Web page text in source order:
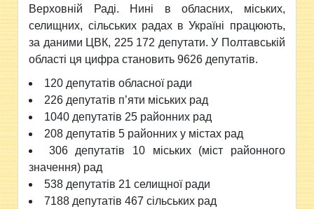
Верховній Раді. Нині в обласних, міських,
селищних, сільських радах в Україні працюють,
за даними ЦВК, 225 172 депутати. У Полтавській
області ця цифра становить 9626 депутатів.
120 депутатів обласної ради
226 депутатів п’яти міських рад
1040 депутатів 25 районних рад
208 депутатів 5 районних у містах рад
306 депутатів 10 міських (міст районного
значення) рад
538 депутатів 21 селищної ради
7188 депутатів 467 сільських рад